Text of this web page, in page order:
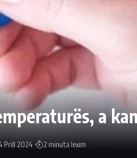
a
Prill 2024 2 minuta lexim